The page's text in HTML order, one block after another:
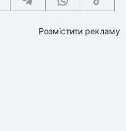
Розмістити рекламу